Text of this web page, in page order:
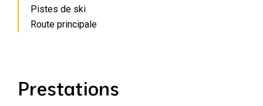
Pistes de ski
Route principale
Prestations